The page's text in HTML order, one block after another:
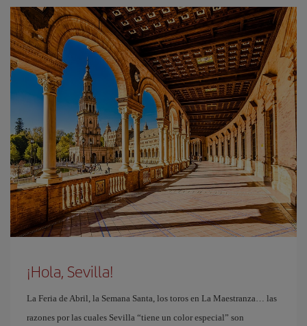
¡Hola, Sevilla!
La Feria de Abril, la Semana Santa, los toros en La Maestranza… las
razones por las cuales Sevilla “tiene un color especial” son